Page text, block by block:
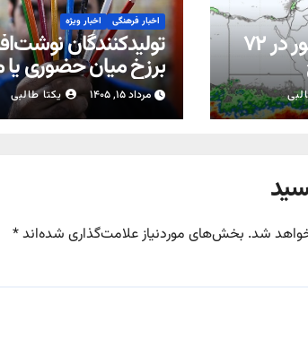
وضعیت جوی کشور در ۷۲
بارش‌های تابستانه در راه ۱۱
اخبار فرهنگی اخبار ویژه
تولیدکنندگان
برزخ میان حضوری
شدن مدارس
مرداد ۱۵, ۱۴۰۵ یکتا طالبی
شد. بخش‌های موردنیاز علامت‌گذاری شده‌اند*